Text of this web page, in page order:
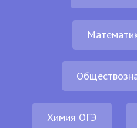
Химия ОГЭ